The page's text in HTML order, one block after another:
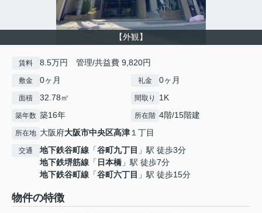
【外観】
賃料 8.5万円 管理/共益費 9,820円
敷金 0ヶ月 礼金 0ヶ月
面積 32.78㎡ 間取り 1K
築年数 築16年 所在階 4階/15階建
所在地 大阪府大阪市中央区高津 １丁目
交通 地下鉄谷町線 「谷町九丁目 」駅 徒歩3分
地下鉄堺筋線 「 日本橋 」駅 徒歩7分
地下鉄谷町線 「谷町六丁目 」駅 徒歩15分
物件の特徴